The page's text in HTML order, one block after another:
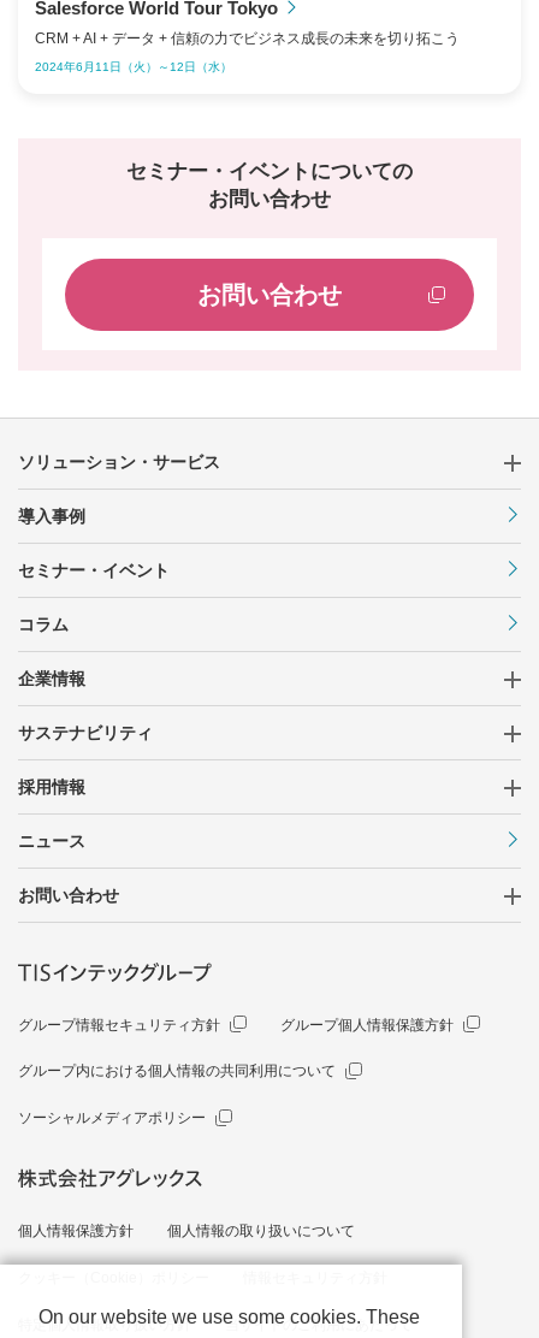
Salesforce World Tour Tokyo
CRM + AI + データ + 信頼の力でビジネス成長の未来を切り拓こう
2024年6月11日（火）～12日（水）
セミナー・イベントについての
お問い合わせ
お問い合わせ
ソリューション・サービス
導入事例
セミナー・イベント
コラム
企業情報
サステナビリティ
採用情報
ニュース
お問い合わせ
グループ情報セキュリティ方針 グループ個人情報保護方針
グループ内における個人情報の共同利用について
ソーシャルメディアポリシー
個人情報保護方針 個人情報の取り扱いについて
特定個人情報取り扱い方針 当サイトのご利用にあたって
On our website we use some cookies. These